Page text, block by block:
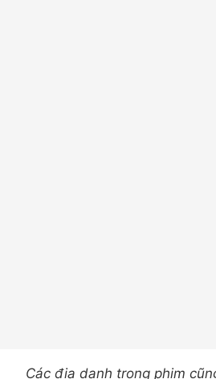
Các địa danh trong phim